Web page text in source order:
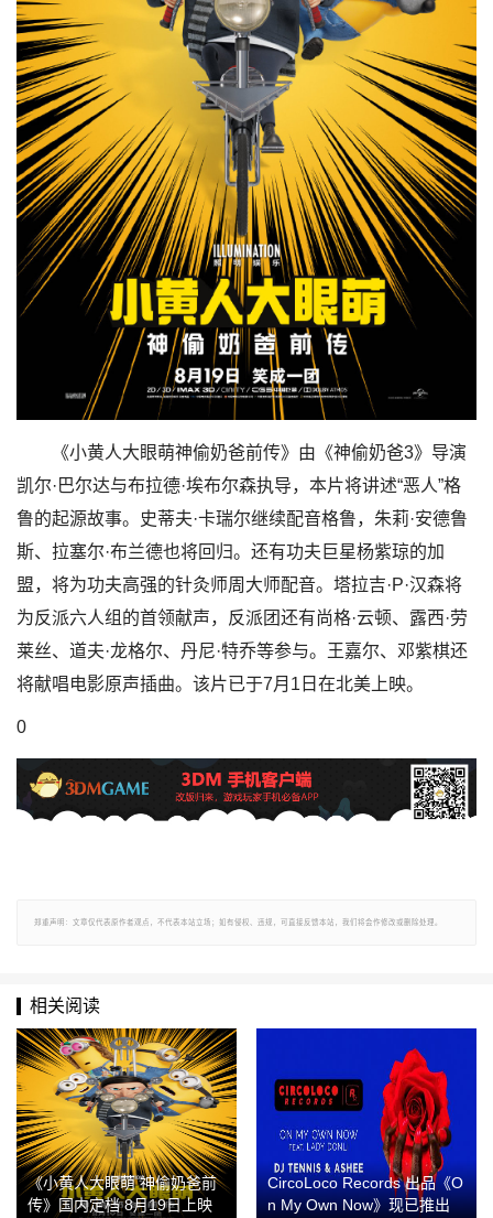
《小黄人大眼萌神偷奶爸前传》由《神偷奶爸3》导演
凯尔·巴尔达与布拉德·埃布尔森执导，本片将讲述“恶人”格
鲁的起源故事。史蒂夫·卡瑞尔继续配音格鲁，朱莉·安德鲁
斯、拉塞尔·布兰德也将回归。还有功夫巨星杨紫琼的加
盟，将为功夫高强的针灸师周大师配音。塔拉吉·P·汉森将
为反派六人组的首领献声，反派团还有尚格·云顿、露西·劳
莱丝、道夫·龙格尔、丹尼·特乔等参与。王嘉尔、邓紫棋还
将献唱电影原声插曲。该片已于7月1日在北美上映。
0
郑重声明：文章仅代表原作者观点，不代表本站立场；如有侵权、违规，可直接反馈本站，我们将会作修改或删除处理。
相关阅读
《小黄人大眼萌 神偷奶爸前
传》国内定档 8月19日上映
CircoLoco Records 出品《O
n My Own Now》现已推出